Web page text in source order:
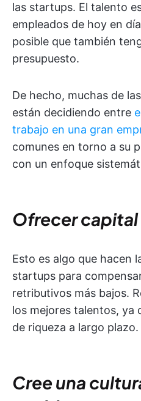
las startups. El talento
empleados de hoy en
posible que también
presupuesto.
De hecho, muchas de
están decidiendo entre
trabajo en una gran
comunes en torno a su
con un enfoque
Ofrecer capital
Esto es algo que hacen
startups para
retributivos más bajos.
los mejores talentos, ya
de riqueza a largo plazo.
Cree una